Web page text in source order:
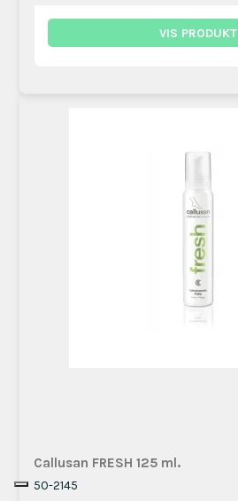
VIS PRODUKT
Callusan FRESH 125 ml.
50-2145